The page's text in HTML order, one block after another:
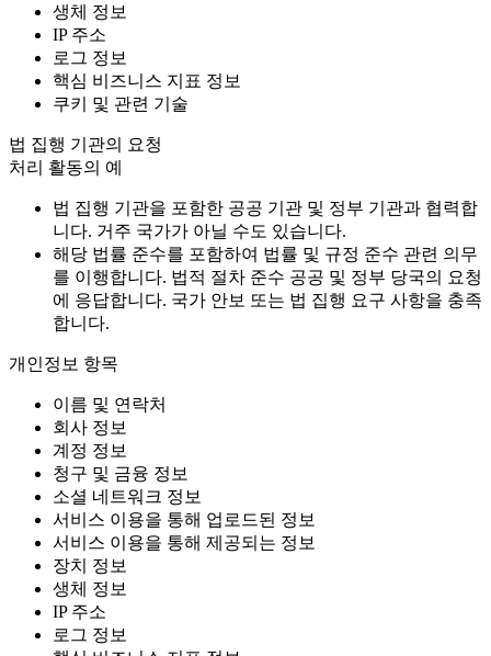
생체 정보
IP 주소
로그 정보
핵심 비즈니스 지표 정보
쿠키 및 관련 기술
법 집행 기관의 요청
처리 활동의 예
법 집행 기관을 포함한 공공 기관 및 정부 기관과 협력합
니다. 거주 국가가 아닐 수도 있습니다.
해당 법률 준수를 포함하여 법률 및 규정 준수 관련 의무
를 이행합니다. 법적 절차 준수 공공 및 정부 당국의 요청
에 응답합니다. 국가 안보 또는 법 집행 요구 사항을 충족
합니다.
개인정보 항목
이름 및 연락처
회사 정보
계정 정보
청구 및 금융 정보
소셜 네트워크 정보
서비스 이용을 통해 업로드된 정보
서비스 이용을 통해 제공되는 정보
장치 정보
생체 정보
IP 주소
로그 정보